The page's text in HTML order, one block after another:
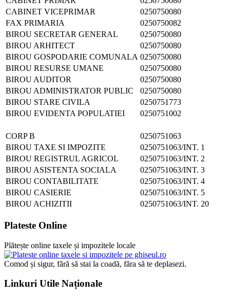
CABINET VICEPRIMAR
0250750080
FAX PRIMARIA
0250750082
BIROU SECRETAR GENERAL
0250750080
BIROU ARHITECT
0250750080
BIROU GOSPODARIE COMUNALA 0250750080
BIROU RESURSE UMANE
0250750080
BIROU AUDITOR
0250750080
BIROU ADMINISTRATOR PUBLIC
0250750080
BIROU STARE CIVILA
0250751773
BIROU EVIDENTA POPULATIEI
0250751002
CORP B
0250751063
BIROU TAXE SI IMPOZITE
0250751063/INT. 1
BIROU REGISTRUL AGRICOL
0250751063/INT. 2
BIROU ASISTENTA SOCIALA
0250751063/INT. 3
BIROU CONTABILITATE
0250751063/INT. 4
BIROU CASIERIE
0250751063/INT. 5
BIROU ACHIZITII
0250751063/INT. 20
Plateste Online
Plătește online taxele și impozitele locale
Comod și sigur, fără să stai la coadă, făra să te deplasezi.
Linkuri Utile Naționale